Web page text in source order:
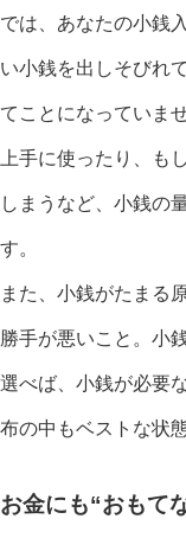
では、あなたの小銭
い小銭を出しそびれ
てことになっていま
上手に使ったり、も
しまうなど、小銭の
す。
また、小銭がたまる
勝手が悪いこと。小
選べば、小銭が必要
布の中もベストな状
お金にも“おもて